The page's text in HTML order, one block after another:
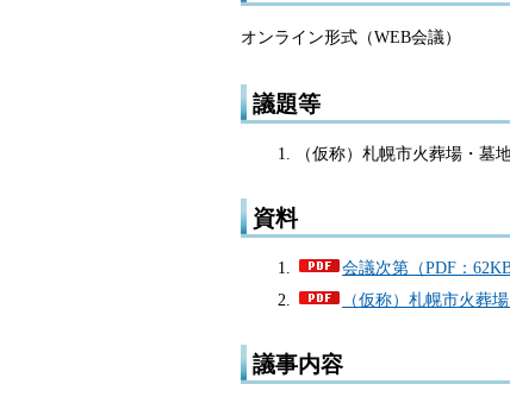
オンライン形式（WEB会議）
議題等
（仮称）札幌市火葬場・墓
資料
会議次第（PDF：62KB
（仮称）札幌市火葬
議事内容